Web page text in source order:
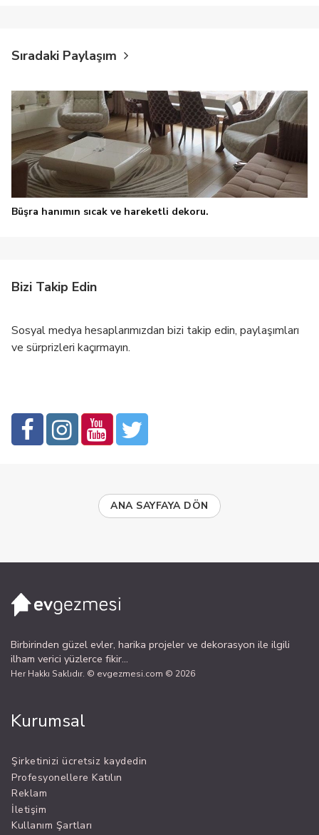
Sıradaki Paylaşım
Büşra hanımın sıcak ve hareketli dekoru.
Bizi Takip Edin
Sosyal medya hesaplarımızdan bizi takip edin, paylaşımları
ve sürprizleri kaçırmayın.
ANA SAYFAYA DÖN
Birbirinden güzel evler, harika projeler ve dekorasyon ile ilgili
ilham verici yüzlerce fikir...
Her Hakkı Saklıdır. © evgezmesi.com © 2026
Kurumsal
Şirketinizi ücretsiz kaydedin
Profesyonellere Katılın
Reklam
İletişim
Kullanım Şartları